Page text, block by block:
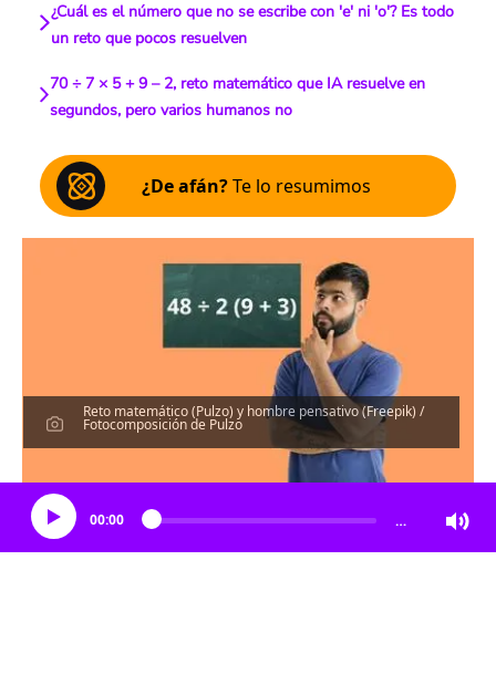
¿Cuál es el número que no se escribe con 'e' ni 'o'? Es todo
un reto que pocos resuelven
70 ÷ 7 × 5 + 9 – 2, reto matemático que IA resuelve en
segundos, pero varios humanos no
¿De afán?Te lo resumimos
Reto matemático (Pulzo) y hombre pensativo (Freepik) /
Fotocomposición de Pulzo
Escucha el artículo
00:00 …